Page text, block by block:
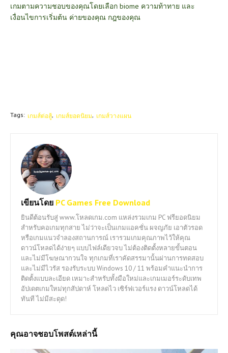
เกมตามความชอบของคุณโดยเลือก biome ความท้าทาย และ
เงื่อนไขการเริ่มต้น ค่ายของคุณ กฎของคุณ
Tags: เกมส์ต่อสู้ เกมส์ยอดนิยม เกมส์วางแผน
เขียนโดย PC Games Free Download
ยินดีต้อนรับสู่ www.โหลดเกม.com แหล่งรวมเกม PC ฟรียอดนิยม
สำหรับคอเกมทุกสาย ไม่ว่าจะเป็นเกมแอคชั่น ผจญภัย เอาตัวรอด
หรือเกมแนวจำลองสถานการณ์ เรารวมเกมคุณภาพไว้ให้คุณ
ดาวน์โหลดได้ง่ายๆ แบบไฟล์เดียวจบ ไม่ต้องติดตั้งหลายขั้นตอน
และไม่มีโฆษณากวนใจ ทุกเกมที่เราคัดสรรมานั้นผ่านการทดสอบ
และไม่มีไวรัส รองรับระบบ Windows 10 / 11 พร้อมคำแนะนำการ
ติดตั้งแบบละเอียด เหมาะสำหรับทั้งมือใหม่และเกมเมอร์ระดับเทพ
อัปเดตเกมใหม่ทุกสัปดาห์ โหลดไว เซิร์ฟเวอร์แรง ดาวน์โหลดได้
ทันที ไม่มีสะดุด!
คุณอาจชอบโพสต์เหล่านี้